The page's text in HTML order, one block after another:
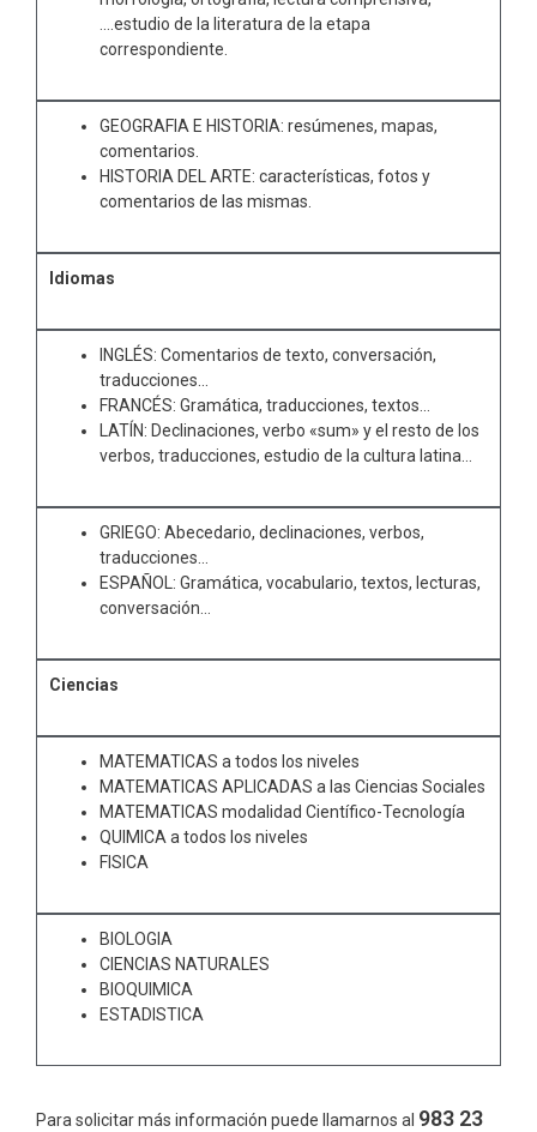
….estudio de la literatura de la etapa
correspondiente.
GEOGRAFIA E HISTORIA: resúmenes, mapas,
comentarios.
HISTORIA DEL ARTE: características, fotos y
comentarios de las mismas.
Idiomas
INGLÉS: Comentarios de texto, conversación,
traducciones…
FRANCÉS: Gramática, traducciones, textos…
LATÍN: Declinaciones, verbo «sum» y el resto de los
verbos, traducciones, estudio de la cultura latina…
GRIEGO: Abecedario, declinaciones, verbos,
traducciones…
ESPAÑOL: Gramática, vocabulario, textos, lecturas,
conversación…
Ciencias
MATEMATICAS a todos los niveles
MATEMATICAS APLICADAS a las Ciencias Sociales
MATEMATICAS modalidad Científico-Tecnología
QUIMICA a todos los niveles
FISICA
BIOLOGIA
CIENCIAS NATURALES
BIOQUIMICA
ESTADISTICA
Para solicitar más información puede llamarnos al 983 23